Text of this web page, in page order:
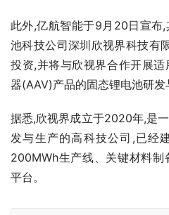
此外,亿航智能于9月20日宣布
池科技公司深圳欣视界科技有
投资,并将与欣视界合作开展
器(AAV)产品的固态锂电池研发
据悉,欣视界成立于2020年,是
发与生产的高科技公司,已经
200MWh生产线、关键材料
平台。